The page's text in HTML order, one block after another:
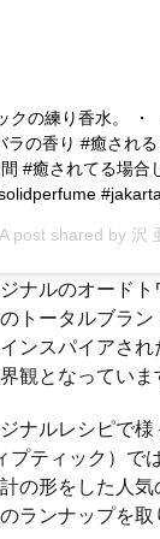
クの練り香水。
ラの香り #癒され
#癒されてる場合
A post shared by 沢
ナルのオード
トータルブラ
ンスパイアさ
観となっていま
ナルレシピで
ティック）で
の形をした人
ランナップを取